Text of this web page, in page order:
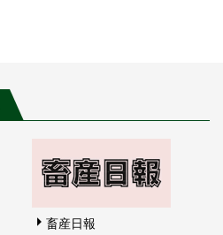
畜産日報